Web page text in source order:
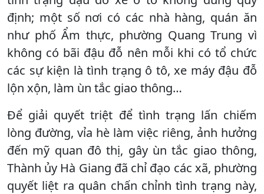
định; một số nơi có các nhà hàng, quán ăn
như phố Ẩm thực, phường Quang Trung vì
không có bãi đậu đỗ nên mỗi khi có tổ chức
các sự kiện là tình trạng ô tô, xe máy đậu đỗ
lộn xộn, làm ùn tắc giao thông…
Để giải quyết triệt để tình trạng lấn chiếm
lòng đường, vỉa hè làm việc riêng, ảnh hưởng
đến mỹ quan đô thị, gây ùn tắc giao thông,
Thành ủy Hà Giang đã chỉ đạo các xã, phường
quyết liệt ra quân chấn chỉnh tình trạng này,